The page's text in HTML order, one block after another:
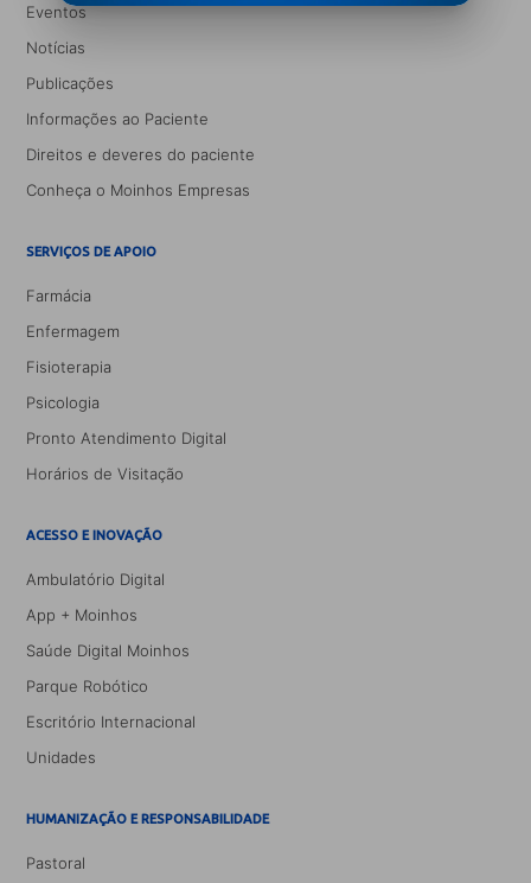
Eventos
Notícias
Publicações
Informações ao Paciente
Direitos e deveres do paciente
Conheça o Moinhos Empresas
SERVIÇOS DE APOIO
Farmácia
Enfermagem
Fisioterapia
Psicologia
Pronto Atendimento Digital
Horários de Visitação
ACESSO E INOVAÇÃO
Ambulatório Digital
App + Moinhos
Saúde Digital Moinhos
Parque Robótico
Escritório Internacional
Unidades
HUMANIZAÇÃO E RESPONSABILIDADE
Pastoral